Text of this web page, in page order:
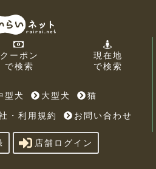
クーポン
で検索
現在地
で検索
型犬 大型犬
猫
・利用規約 お問い合わせ
店舗ログイン